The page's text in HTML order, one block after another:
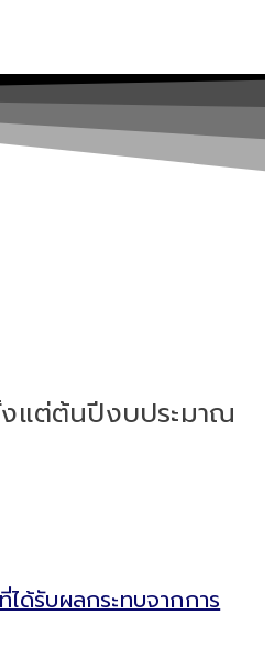
แต่ต้นปีงบประมาณ
ด้รับผลกระทบจากการ